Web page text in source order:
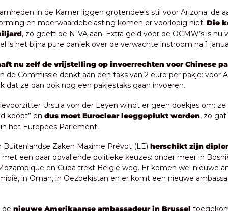
in de Kamer liggen grotendeels stil voor Arizona: de
en meerwaardebelasting komen er voorlopig niet. Die
, zo geeft de N-VA aan. Extra geld voor de OCMW’s is nu
is het bijna pure paniek over de verwachte instroom na 1
nu zelf de vrijstelling op invoerrechten voor Chinese
de Commissie denkt aan een taks van 2 euro per pakje: voor
dat ze dan ook nog een pakjestaks gaan invoeren.
Ursula von der Leyen windt er geen doekjes om: ze
koopt” en dus moet Euroclear leeggeplukt worden, zo
het Europees Parlement.
Zaken Maxime Prévot (LE) herschikt zijn
met een paar opvallende politieke keuzes: onder meer in
en Cuba trekt België weg. Er komen wel nieuwe
in Oman, in Oezbekistan en er komt een nieuwe
de nieuwe Amerikaanse ambassadeur in Brussel